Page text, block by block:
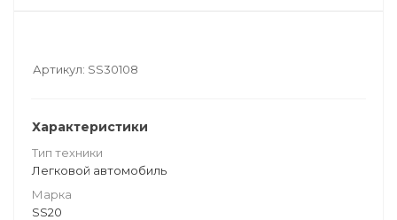
Артикул: SS30108
Характеристики
Тип техники
Легковой автомобиль
Марка
SS20